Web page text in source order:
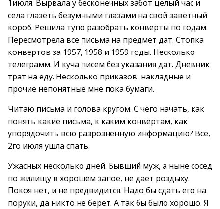
1июля. Вырвала у бесконечных забот целый час и
села глазеть безумными глазами на свой заветный
короб. Решила тупо разобрать конверты по годам.
Пересмотрела все письма на предмет дат. Стопка
конвертов за 1957, 1958 и 1959 годы. Несколько
телеграмм. И куча писем без указания дат. Дневник
трат на еду. Несколько приказов, накладные и
прочие непонятные мне пока бумаги.
Читаю письма и голова кругом. С чего начать, как
понять какие письма, к каким конвертам, как
упорядочить всю разрозненную информацию? Всё,
2го июля ушла спать.
Ужасных несколько дней. Бывший муж, а ныне сосед
по жилищу в хорошем запое, не дает роздыху.
Покоя нет, и не предвидится. Надо бы сдать его на
поруки, да никто не берет. А так бы было хорошо. Я